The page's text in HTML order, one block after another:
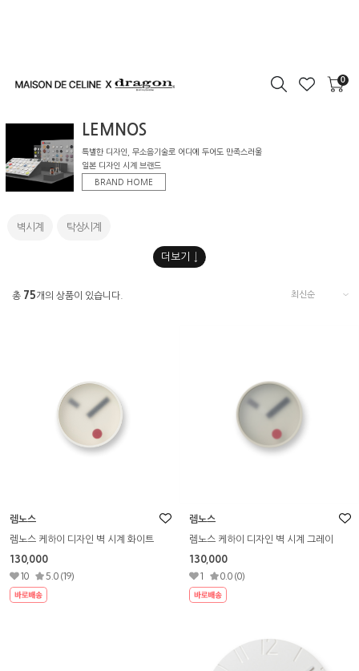
0
LEMNOS
특별한 디자인, 무소음기술로 어디에 두어도 만족스러울
일본 디자인 시계 브랜드
BRAND HOME
벽시계 탁상시계
총 75개의 상품이 있습니다.
렘노스
렘노스 케하이 디자인 벽 시계 화이트
130,000
10 5.0 (19)
렘노스
렘노스 케하이 디자인 벽 시계 그레이
130,000
1 0.0 (0)